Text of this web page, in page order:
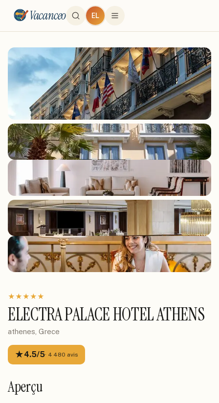
Vacanceo EL
★★★★★
ELECTRA PALACE HOTEL ATHENS
athenes, Grece
★4.5/5· 4 480 avis
Aperçu